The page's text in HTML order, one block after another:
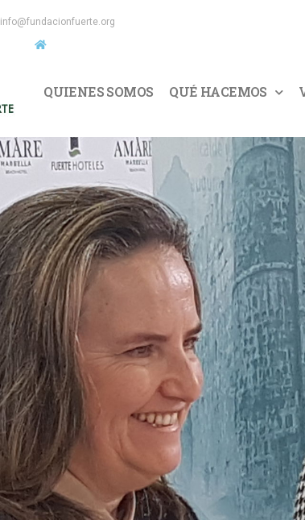
info@fundacionfuerte.org
QUIENES SOMOS QUÉ HACEMOS